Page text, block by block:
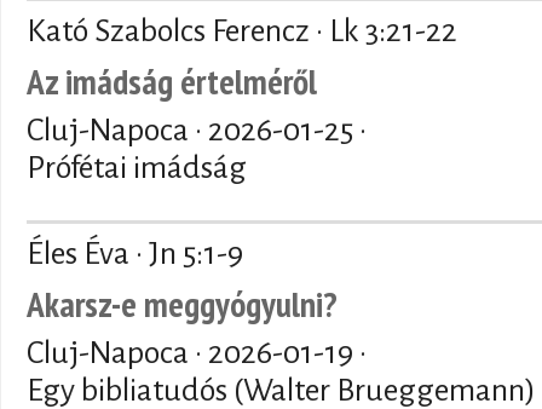
Kató Szabolcs Ferencz · Lk 3:21-22
Az imádság értelméről
Cluj-Napoca · 2026-01-25 ·
Prófétai imádság
Éles Éva · Jn 5:1-9
Akarsz-e meggyógyulni?
Cluj-Napoca · 2026-01-19 ·
Egy bibliatudós (Walter